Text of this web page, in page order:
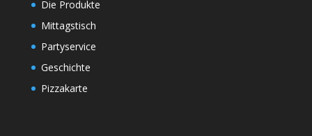
Die Produkte
Mittagstisch
Partyservice
Geschichte
Pizzakarte